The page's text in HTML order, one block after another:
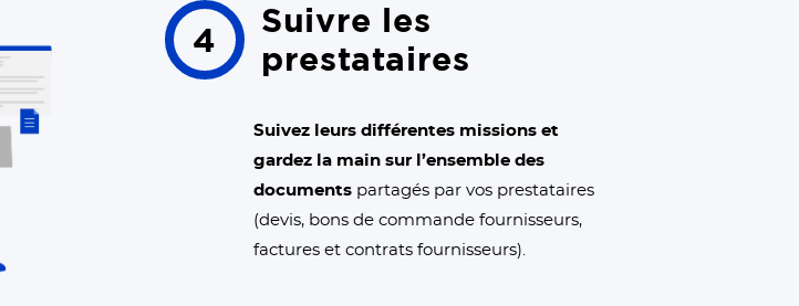
4
Suivre les
prestataires
Suivez leurs différentes missions et
gardez la main sur l’ensemble des
documents partagés par vos prestataires
(devis, bons de commande fournisseurs,
factures et contrats fournisseurs).